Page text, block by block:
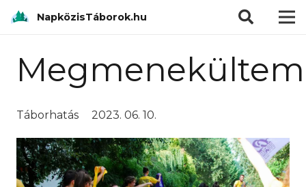
NapközisTáborok.hu
Megmenekültem
Táborhatás 2023. 06. 10.